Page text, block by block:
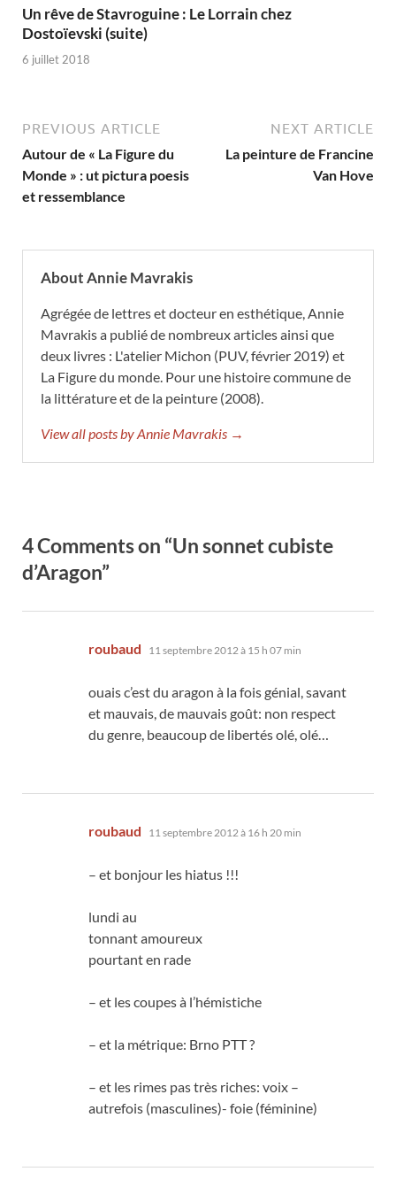
Un rêve de Stavroguine : Le Lorrain chez
Dostoïevski (suite)
6 juillet 2018
PREVIOUS ARTICLE
Autour de « La Figure du
Monde » : ut pictura poesis
et ressemblance
NEXT ARTICLE
La peinture de Francine
Van Hove
About Annie Mavrakis
Agrégée de lettres et docteur en esthétique, Annie
Mavrakis a publié de nombreux articles ainsi que
deux livres : L'atelier Michon (PUV, février 2019) et
La Figure du monde. Pour une histoire commune de
la littérature et de la peinture (2008).
View all posts by Annie Mavrakis →
4 Comments on “Un sonnet cubiste
d’Aragon”
roubaud dit :
11 septembre 2012 à 15 h 07 min
ouais c’est du aragon à la fois génial, savant
et mauvais, de mauvais goût: non respect
du genre, beaucoup de libertés olé, olé…
roubaud dit :
11 septembre 2012 à 16 h 20 min
– et bonjour les hiatus !!!
lundi au
tonnant amoureux
pourtant en rade
– et les coupes à l’hémistiche
– et la métrique: Brno PTT ?
– et les rimes pas très riches: voix –
autrefois (masculines)- foie (féminine)